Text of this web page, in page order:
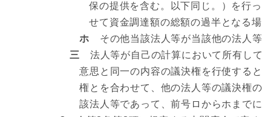
保の提供を含む。以下同じ。）を行
せて資金調達額の総額の過半となる場
ホ その他当該法人等が当該他の法人
三
法人等が自己の計算において所有し
意思と同一の内容の議決権を行使する
権とを合わせて、他の法人等の議決権
該法人等であって、前号ロからホまで